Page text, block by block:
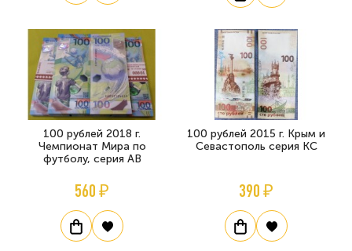
100 рублей 2018 г.
Чемпионат Мира по
футболу, серия АВ
560 ₽
100 рублей 2015 г. Крым и
Севастополь серия КС
390 ₽